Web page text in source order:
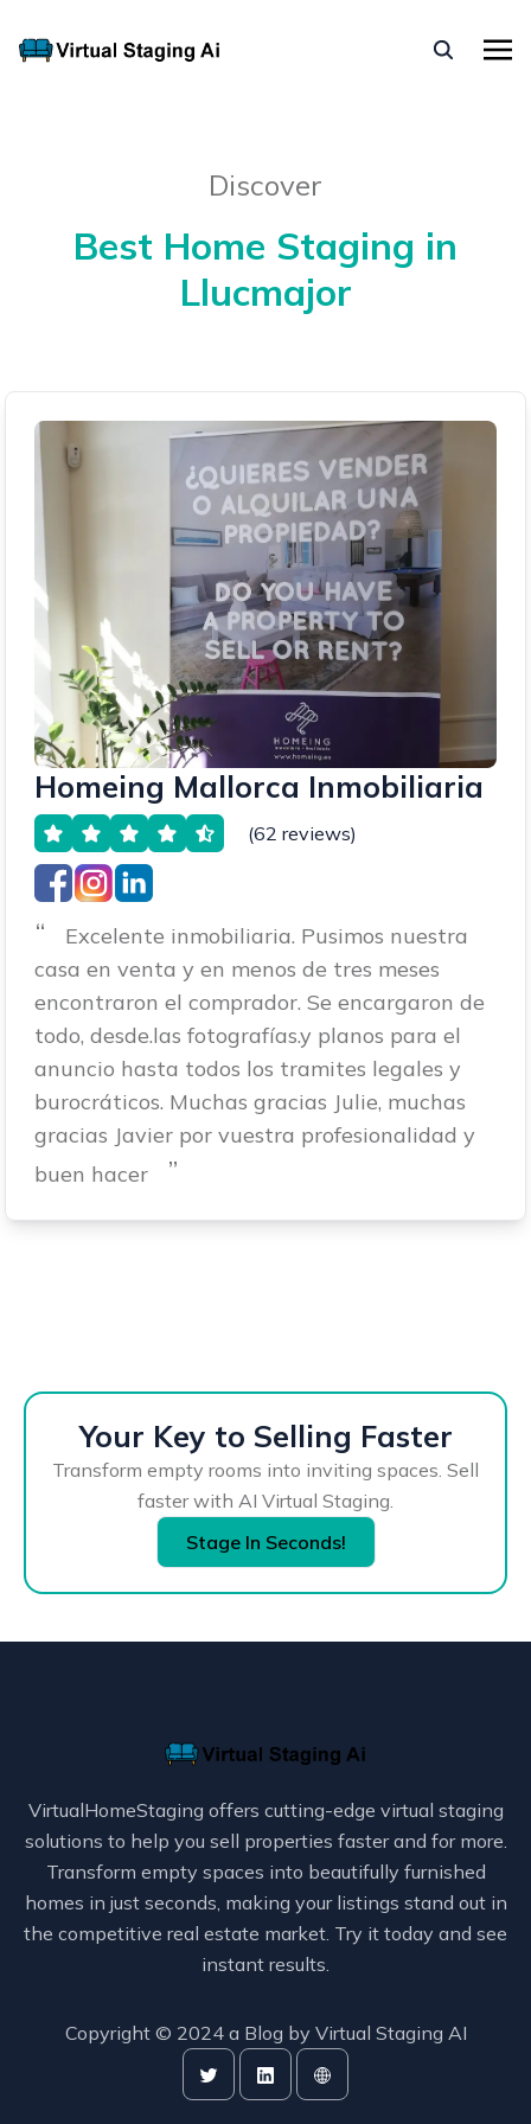
Discover
Best Home Staging in
Llucmajor
Homeing Mallorca Inmobiliaria
(62 reviews)
“
Excelente inmobiliaria. Pusimos nuestra
casa en venta y en menos de tres meses
encontraron el comprador. Se encargaron de
todo, desde.las fotografías.y planos para el
anuncio hasta todos los tramites legales y
burocráticos. Muchas gracias Julie, muchas
gracias Javier por vuestra profesionalidad y
buen hacer
”
Your Key to Selling Faster
Transform empty rooms into inviting spaces. Sell
faster with AI Virtual Staging.
Stage In Seconds!
VirtualHomeStaging offers cutting-edge virtual staging
solutions to help you sell properties faster and for more.
Transform empty spaces into beautifully furnished
homes in just seconds, making your listings stand out in
the competitive real estate market. Try it today and see
instant results.
Copyright © 2024 a Blog by Virtual Staging AI